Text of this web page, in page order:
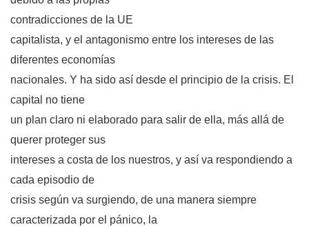
contradicciones de la UE
capitalista, y el antagonismo entre los intereses de las
diferentes economías
nacionales. Y ha sido así desde el principio de la crisis. El
capital no tiene
un plan claro ni elaborado para salir de ella, más allá de
querer proteger sus
intereses a costa de los nuestros, y así va respondiendo a
cada episodio de
crisis según va surgiendo, de una manera siempre
caracterizada por el pánico, la